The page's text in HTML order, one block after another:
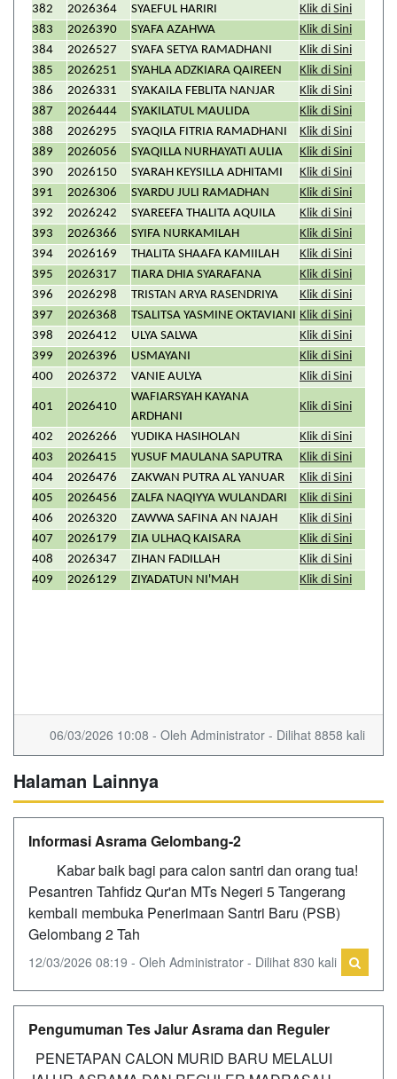
382 2026364 SYAEFUL HARIRI
Klik di Sini
383
2026390 SYAFA AZAHWA
Klik di Sini
384
2026527 SYAFA SETYA RAMADHANI
Klik di Sini
385
2026251 SYAHLA ADZKIARA QAIREEN
Klik di Sini
386
2026331 SYAKAILA FEBLITA NANJAR
Klik di Sini
387
2026444 SYAKILATUL MAULIDA
Klik di Sini
388
2026295 SYAQILA FITRIA RAMADHANI
Klik di Sini
389
2026056 SYAQILLA NURHAYATI AULIA
Klik di Sini
390
2026150 SYARAH KEYSILLA ADHITAMI
Klik di Sini
391
2026306 SYARDU JULI RAMADHAN
Klik di Sini
392
2026242 SYAREEFA THALITA AQUILA
Klik di Sini
393
2026366 SYIFA NURKAMILAH
Klik di Sini
394
2026169 THALITA SHAAFA KAMIILAH
Klik di Sini
395
2026317 TIARA DHIA SYARAFANA
Klik di Sini
396
2026298 TRISTAN ARYA RASENDRIYA
Klik di Sini
397
2026368 TSALITSA YASMINE OKTAVIANI Klik di Sini
398
2026412 ULYA SALWA
Klik di Sini
399
2026396 USMAYANI
Klik di Sini
400
2026372 VANIE AULYA Klik di Sini
401 2026410
WAFIARSYAH KAYANA
ARDHANI
Klik di Sini
402 2026266 YUDIKA HASIHOLAN
Klik di Sini
403
2026415 YUSUF MAULANA SAPUTRA
Klik di Sini
404
2026476 ZAKWAN PUTRA AL YANUAR
Klik di Sini
405
2026456 ZALFA NAQIYYA WULANDARI
Klik di Sini
406
2026320 ZAWWA SAFINA AN NAJAH
Klik di Sini
407
2026179 ZIA ULHAQ KAISARA
Klik di Sini
408
2026347 ZIHAN FADILLAH
Klik di Sini
409
2026129 ZIYADATUN NI'MAH Klik di Sini
06/03/2026 10:08 - Oleh Administrator - Dilihat 8858 kali
Halaman Lainnya
Informasi Asrama Gelombang-2
Kabar baik bagi para calon santri dan orang tua!
Pesantren Tahfidz Qur'an MTs Negeri 5 Tangerang
kembali membuka Penerimaan Santri Baru (PSB)
Gelombang 2 Tah
12/03/2026 08:19 - Oleh Administrator - Dilihat 830 kali
Pengumuman Tes Jalur Asrama dan Reguler
PENETAPAN CALON MURID BARU MELALUI